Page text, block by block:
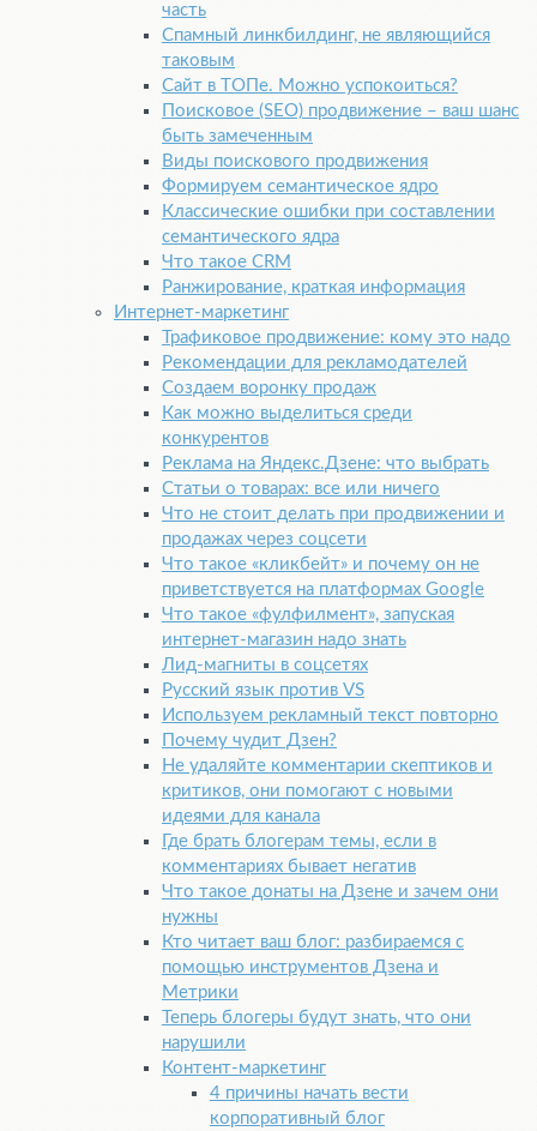
часть
Спамный линкбилдинг, не являющийся
таковым
Сайт в ТОПе. Можно успокоиться?
Поисковое (SEO) продвижение – ваш шанс
быть замеченным
Виды поискового продвижения
Формируем семантическое ядро
Классические ошибки при составлении
семантического ядра
Что такое CRM
Ранжирование, краткая информация
Интернет-маркетинг
Трафиковое продвижение: кому это надо
Рекомендации для рекламодателей
Создаем воронку продаж
Как можно выделиться среди
конкурентов
Реклама на Яндекс.Дзене: что выбрать
Статьи о товарах: все или ничего
Что не стоит делать при продвижении и
продажах через соцсети
Что такое «кликбейт» и почему он не
приветствуется на платформах Google
Что такое «фулфилмент», запуская
интернет-магазин надо знать
Лид-магниты в соцсетях
Русский язык против VS
Используем рекламный текст повторно
Почему чудит Дзен?
Не удаляйте комментарии скептиков и
критиков, они помогают с новыми
идеями для канала
Где брать блогерам темы, если в
комментариях бывает негатив
Что такое донаты на Дзене и зачем они
нужны
Кто читает ваш блог: разбираемся с
помощью инструментов Дзена и
Метрики
Теперь блогеры будут знать, что они
нарушили
Контент-маркетинг
4 причины начать вести
корпоративный блог